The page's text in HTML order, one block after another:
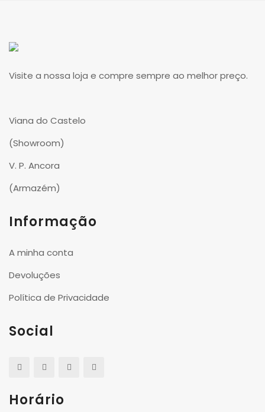
Visite a nossa loja e compre sempre ao melhor preço.
Viana do Castelo
(Showroom)
V. P. Ancora
(Armazém)
Informação
A minha conta
Devoluções
Política de Privacidade
Social
Horário